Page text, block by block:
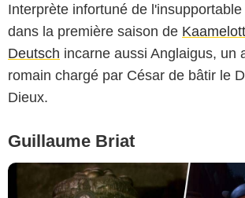
Interprète infortuné de
dans la première saison de Kaamelott
Deutsch incarne aussi Anglaigus, un
romain chargé par César de bâtir le
Dieux.
Guillaume Briat